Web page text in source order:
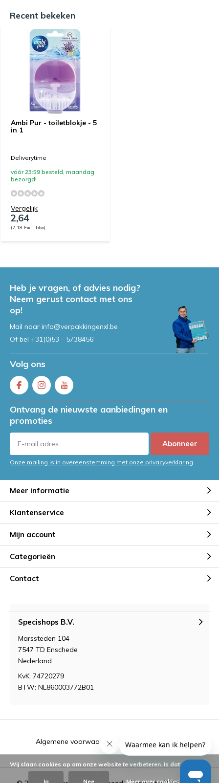
Recent bekeken
Ambi Pur - toiletblokje - 5
in 1
Deliverytime
vóór 23:59 besteld, maandag
bezorgd!
Vergelijk
2,64
(2,18 Excl. btw)
Heb je vragen, of advies nodig?
Neem gerust contact met ons
op!
Mail naar info@verpakkingenxl.be
Of bel +31(0)53 - 5738456
Volg ons
Ontvang de nieuwste aanbiedingen en
promoties
Abonneer
Onze mailing is in overeenstemming met onze privacyverklaring
Meer informatie
Klantenservice
Mijn account
Categorieën
Contact
Specishops B.V.
Marssteden 104
7547 TD Enschede
Nederland
KvK: 74720279
BTW: NL860003772B01
Algemene voorwaarden RSS-feed Sitemap
Wij slaan cookies op om onze website te verbeteren. Is dat akkoord?
Ja Nee Meer over cookies »